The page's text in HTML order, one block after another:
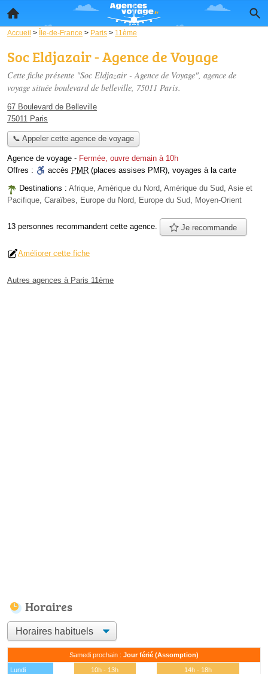
Accueil > Île-de-France > Paris > 11ème
Soc Eldjazair - Agence de Voyage
Cette fiche présente "Soc Eldjazair - Agence de Voyage", agence de
voyage située boulevard de belleville, 75011 Paris.
67 Boulevard de Belleville
75011 Paris
📞 Appeler cette agence de voyage
Agence de voyage - Fermée, ouvre demain à 10h
Offres :
accès PMR (places assises PMR), voyages à la carte
Destinations : Afrique, Amérique du Nord, Amérique du Sud, Asie et
Pacifique, Caraïbes, Europe du Nord, Europe du Sud, Moyen-Orient
13 personnes recommandent cette agence. Je recommande
Améliorer cette fiche
Autres agences à Paris 11ème
Horaires
Samedi prochain : Jour férié (Assomption)
Lundi 10h - 13h
14h - 18h